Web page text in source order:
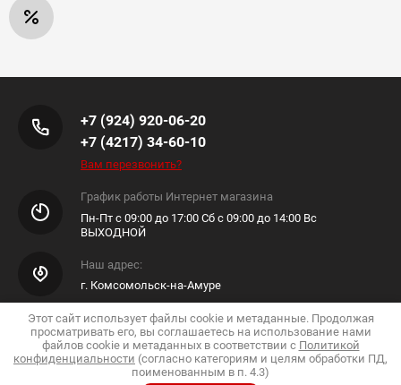
+7 (924) 920-06-20
+7 (4217) 34-60-10
Вам перезвонить?
График работы Интернет магазина
Пн-Пт с 09:00 до 17:00 Сб с 09:00 до 14:00 Вс
ВЫХОДНОЙ
Наш адрес:
г. Комсомольск-на-Амуре
E-mail Интернет Магазина
Shop@pkfdis.ru
Этот сайт использует файлы cookie и метаданные. Продолжая
просматривать его, вы соглашаетесь на использование нами
файлов cookie и метаданных в соответствии с Политикой
конфиденциальности (согласно категориям и целям обработки ПД,
поименованным в п. 4.3)